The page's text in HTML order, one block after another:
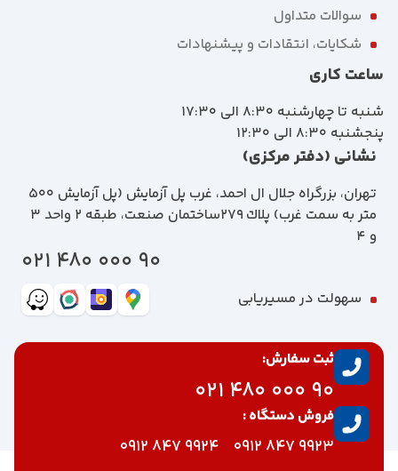
سوالات متداول
شکایات، انتقادات و پیشنهادات
ساعت کاری
شنبه تا چهارشنبه 8:30 الی 17:30
پنجشنبه 8:30 الی 12:30
نشانی (دفتر مرکزی)
تهران، بزرگراه جلال ال احمد، غرب پل آزمايش (پل آزمايش ٥٠٠
متر به سمت غرب) پلاك 279ساختمان صنعت، طبقه 2 واحد 3
و 4
90 000 480 021
سهولت در مسیریابی
ثبت سفارش:
90 000 480 021
فروش دستگاه :
9923 847 0912
9924 847 0912